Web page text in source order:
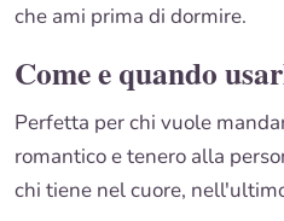
che ami prima di dormire.
Come e quando
Perfetta per chi vuole
romantico e tenero alla
chi tiene nel cuore,